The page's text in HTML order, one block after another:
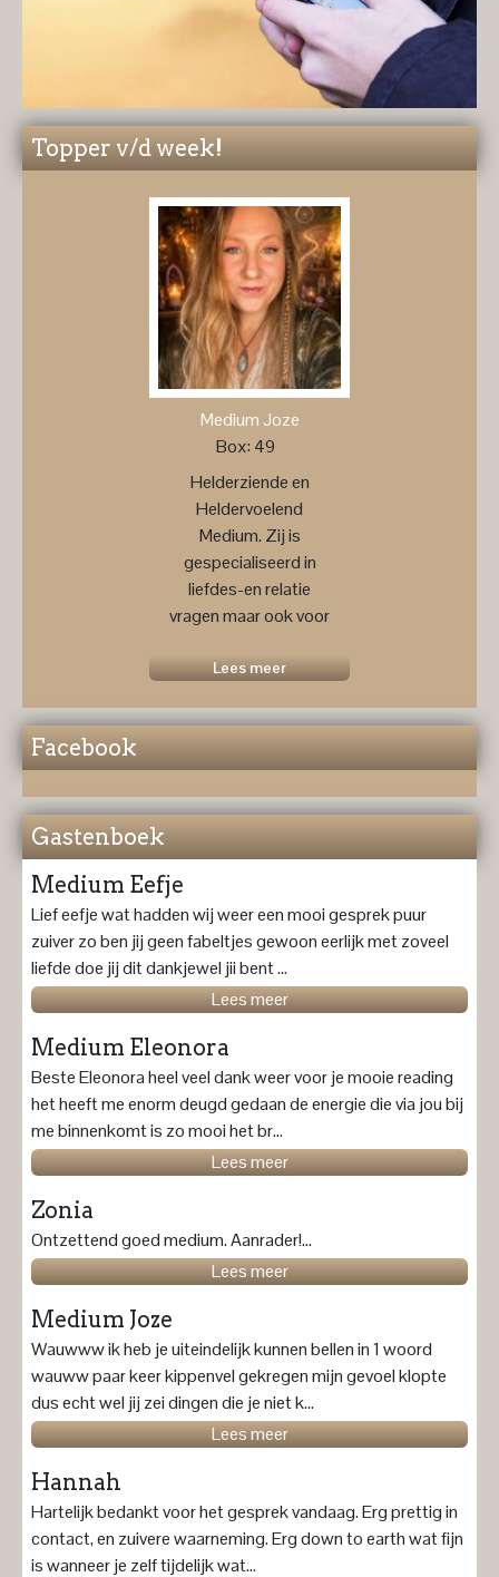
Topper v/d week!
Medium Joze
Box: 49
Helderziende en
Heldervoelend
Medium. Zij is
gespecialiseerd in
liefdes-en relatie
vragen maar ook voor
toekomstprognose ....
Lees meer
Facebook
Gastenboek
Medium Eefje
Lief eefje wat hadden wij weer een mooi gesprek puur
zuiver zo ben jij geen fabeltjes gewoon eerlijk met zoveel
liefde doe jij dit dankjewel jii bent ...
Lees meer
Medium Eleonora
Beste Eleonora heel veel dank weer voor je mooie reading
het heeft me enorm deugd gedaan de energie die via jou bij
me binnenkomt is zo mooi het br...
Lees meer
Zonia
Ontzettend goed medium. Aanrader!...
Lees meer
Medium Joze
Wauwww ik heb je uiteindelijk kunnen bellen in 1 woord
wauww paar keer kippenvel gekregen mijn gevoel klopte
dus echt wel jij zei dingen die je niet k...
Lees meer
Hannah
Hartelijk bedankt voor het gesprek vandaag. Erg prettig in
contact, en zuivere waarneming. Erg down to earth wat fijn
is wanneer je zelf tijdelijk wat...